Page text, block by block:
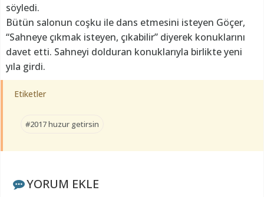
söyledi.
Bütün salonun coşku ile dans etmesini isteyen Göçer,
“Sahneye çıkmak isteyen, çıkabilir” diyerek konuklarını
davet etti. Sahneyi dolduran konuklarıyla birlikte yeni
yıla girdi.
Etiketler
#2017 huzur getirsin
YORUM EKLE